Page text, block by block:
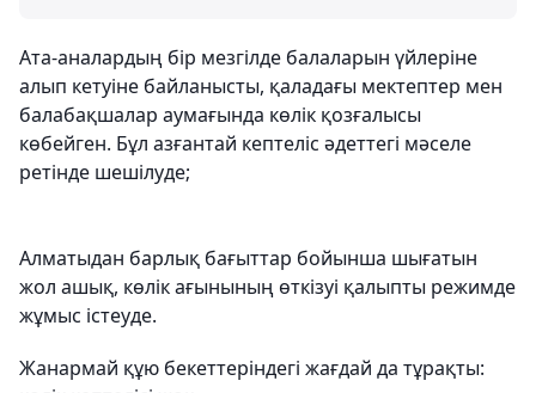
Ата-аналардың бір мезгілде балаларын үйлеріне
алып кетуіне байланысты, қаладағы мектептер мен
балабақшалар аумағында көлік қозғалысы
көбейген. Бұл азғантай кептеліс әдеттегі мәселе
ретінде шешілуде;
Алматыдан барлық бағыттар бойынша шығатын
жол ашық, көлік ағынының өткізуі қалыпты режимде
жұмыс істеуде.
Жанармай құю бекеттеріндегі жағдай да тұрақты: